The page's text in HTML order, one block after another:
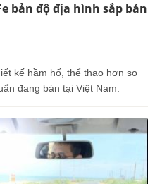
bản độ địa hình sắp bán
kế hầm hố, thể thao hơn so
đang bán tại Việt Nam.